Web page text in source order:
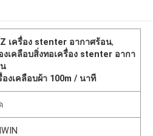
เครื่อง stenter อากาศร้อน,
งเคลือบสิ่งทอเครื่อง stenter อากา
องเคลือบผ้า 100m / นาที